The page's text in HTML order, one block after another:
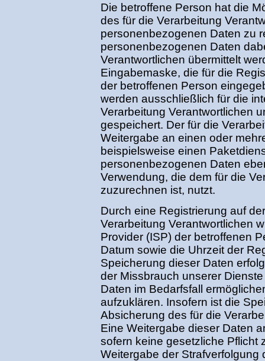
Die betroffene Person hat die
des für die Verarbeitung
personenbezogenen Daten zu
personenbezogenen Daten
Verantwortlichen übermittelt
Eingabemaske, die für die
der betroffenen Person
werden ausschließlich für die
Verarbeitung Verantwortlichen
gespeichert. Der für die
Weitergabe an einen oder
beispielsweise einen
personenbezogenen Daten
Verwendung, die dem für die
zuzurechnen ist, nutzt.
Durch eine Registrierung auf
Verarbeitung Verantwortlichen
Provider (ISP) der betroffenen
Datum sowie die Uhrzeit der
Speicherung dieser Daten
der Missbrauch unserer
Daten im Bedarfsfall
aufzuklären. Insofern ist die
Absicherung des für die
Eine Weitergabe dieser Daten
sofern keine gesetzliche Pflicht
Weitergabe der Strafverfolgung